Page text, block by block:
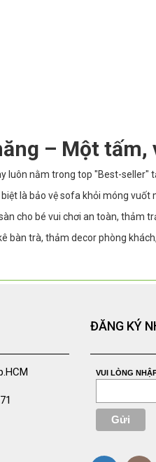
– Một tấm,
luôn nằm trong top "Best-seller"
là bảo vệ sofa khỏi móng vuốt
cho bé vui chơi an toàn, thảm
bàn trà, thảm decor phòng
ĐĂNG KÝ
VUI LÒNG